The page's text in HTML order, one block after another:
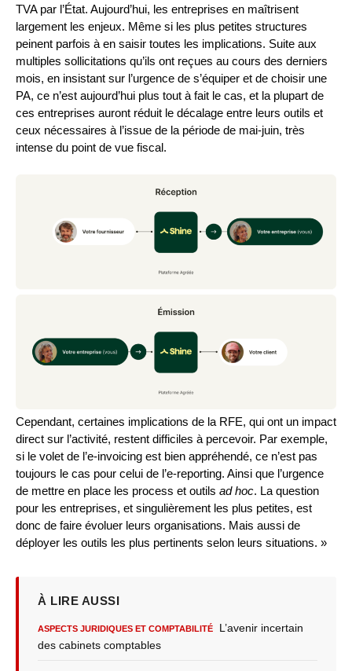
TVA par l’État. Aujourd’hui, les entreprises en maîtrisent
largement les enjeux. Même si les plus petites structures
peinent parfois à en saisir toutes les implications. Suite aux
multiples sollicitations qu’ils ont reçues au cours des derniers
mois, en insistant sur l’urgence de s’équiper et de choisir une
PA, ce n’est aujourd’hui plus tout à fait le cas, et la plupart de
ces entreprises auront réduit le décalage entre leurs outils et
ceux nécessaires à l’issue de la période de mai-juin, très
intense du point de vue fiscal.
Cependant, certaines implications de la RFE, qui ont un impact
direct sur l’activité, restent difficiles à percevoir. Par exemple,
si le volet de l’e-invoicing est bien appréhendé, ce n’est pas
toujours le cas pour celui de l’e-reporting. Ainsi que l’urgence
de mettre en place les process et outils ad hoc. La question
pour les entreprises, et singulièrement les plus petites, est
donc de faire évoluer leurs organisations. Mais aussi de
déployer les outils les plus pertinents selon leurs situations. »
À LIRE AUSSI
ASPECTS JURIDIQUES ET COMPTABILITÉ
L’avenir incertain
des cabinets comptables